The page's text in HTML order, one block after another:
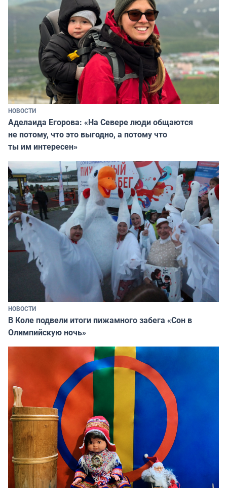
НОВОСТИ
Аделаида Егорова: «На Севере люди общаются
не потому, что это выгодно, а потому что
ты им интересен»
НОВОСТИ
В Коле подвели итоги пижамного забега «Сон в
Олимпийскую ночь»